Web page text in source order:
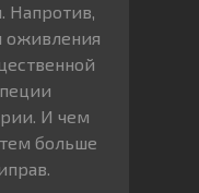
Напротив,
оживления
И чем
больше